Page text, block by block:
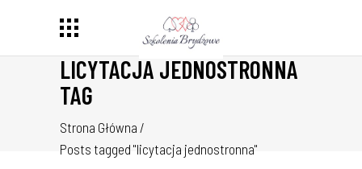
LICYTACJA JEDNOSTRONNA
TAG
Strona Główna /
Posts tagged "licytacja jednostronna"